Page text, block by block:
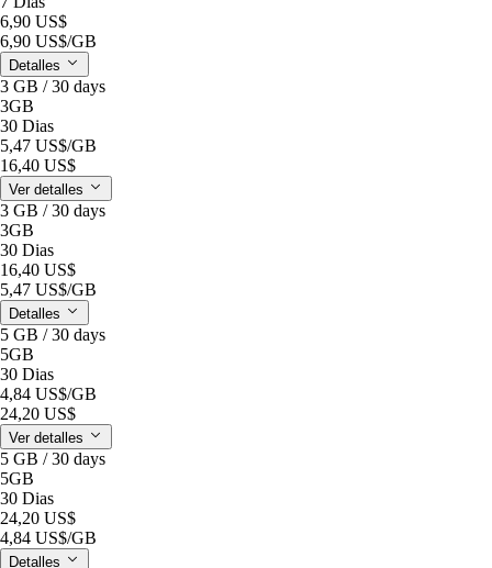
6,90 US$
6,90 US$/GB
Detalles
3 GB / 30 days
3GB
30 Dias
5,47 US$/GB
16,40 US$
Ver detalles
3 GB / 30 days
3GB
30 Dias
16,40 US$
5,47 US$/GB
Detalles
5 GB / 30 days
5GB
30 Dias
4,84 US$/GB
24,20 US$
Ver detalles
5 GB / 30 days
5GB
30 Dias
24,20 US$
4,84 US$/GB
Detalles